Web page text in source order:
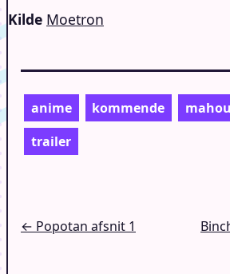
Kilde Moetron
anime kommende
trailer
Indlægsnavigation
← Popotan afsnit 1